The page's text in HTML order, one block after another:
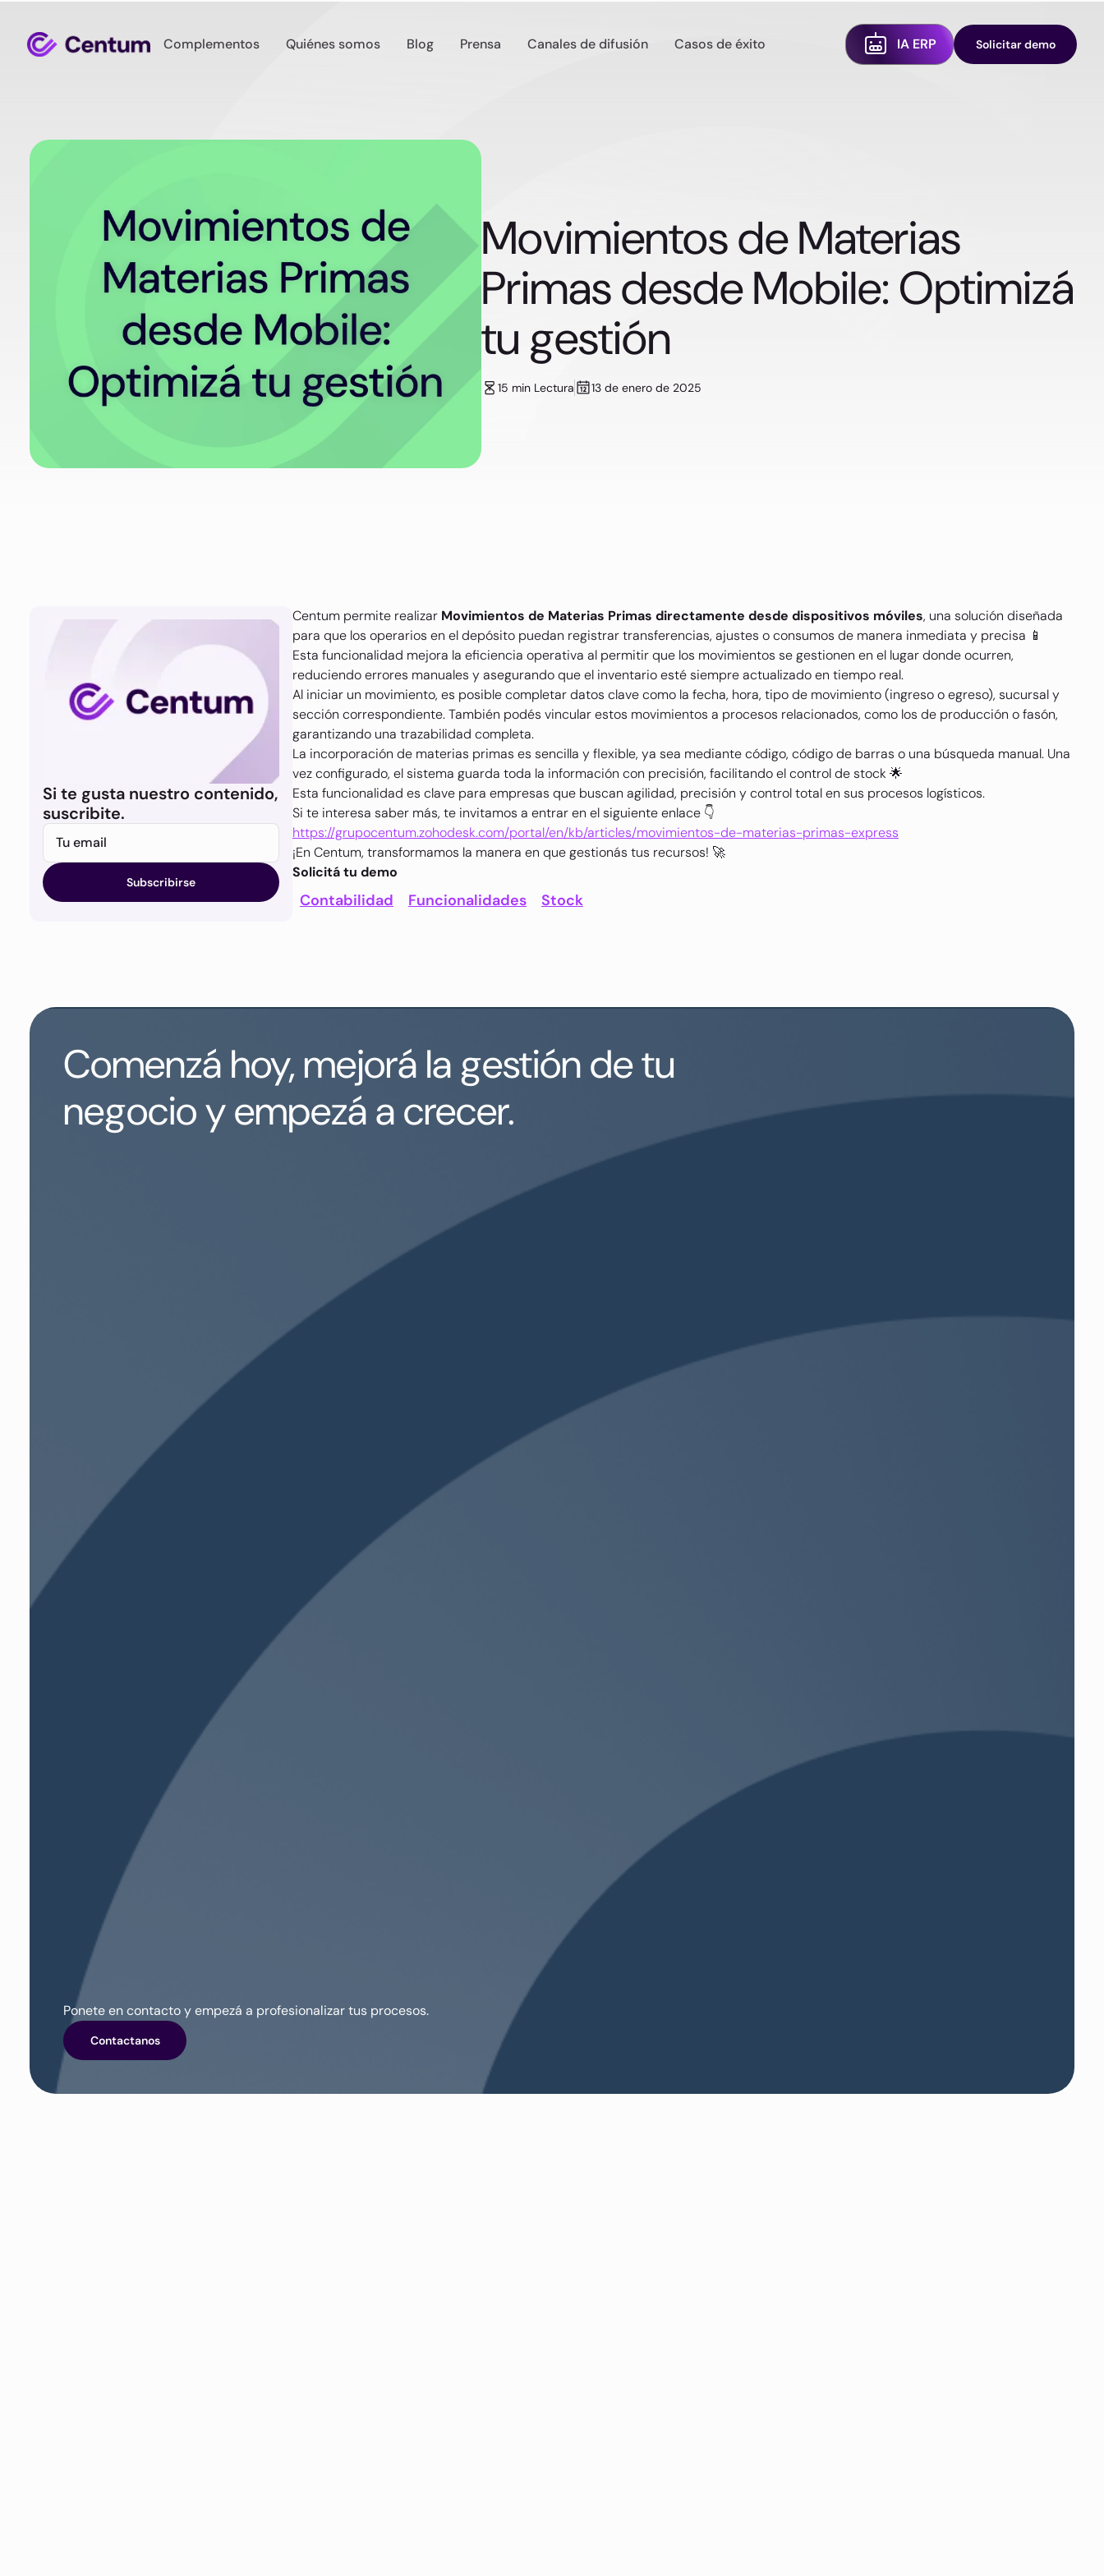
Complementos Quiénes somos Blog Prensa Canales de difusión Casos de éxito IA ERP Solicitar demo
Movimientos de Materias
Primas desde Mobile: Optimizá
tu gestión
15 min Lectura 13 de enero de 2025
Si te gusta nuestro contenido,
suscribite.
Tu email
Centum permite realizar Movimientos de Materias Primas directamente desde dispositivos móviles, una solución diseñada
para que los operarios en el depósito puedan registrar transferencias, ajustes o consumos de manera inmediata y precisa 📱
Esta funcionalidad mejora la eficiencia operativa al permitir que los movimientos se gestionen en el lugar donde ocurren,
reduciendo errores manuales y asegurando que el inventario esté siempre actualizado en tiempo real.
Al iniciar un movimiento, es posible completar datos clave como la fecha, hora, tipo de movimiento (ingreso o egreso), sucursal y
sección correspondiente. También podés vincular estos movimientos a procesos relacionados, como los de producción o fasón,
garantizando una trazabilidad completa.
La incorporación de materias primas es sencilla y flexible, ya sea mediante código, código de barras o una búsqueda manual. Una
vez configurado, el sistema guarda toda la información con precisión, facilitando el control de stock 🌟
Esta funcionalidad es clave para empresas que buscan agilidad, precisión y control total en sus procesos logísticos.
Si te interesa saber más, te invitamos a entrar en el siguiente enlace 👇
https://grupocentum.zohodesk.com/portal/en/kb/articles/movimientos-de-materias-primas-express
¡En Centum, transformamos la manera en que gestionás tus recursos! 🚀
Solicitá tu demo
Contabilidad Funcionalidades Stock
Comenzá hoy, mejorá la gestión de tu
negocio y empezá a crecer.
Ponete en contacto y empezá a profesionalizar tus procesos.
Contactanos